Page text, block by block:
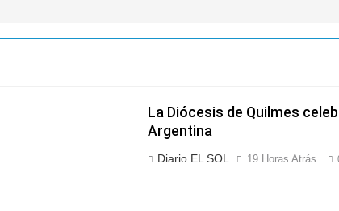
La Diócesis de Quilmes
Argentina
Diario EL SOL 19 Horas Atrás